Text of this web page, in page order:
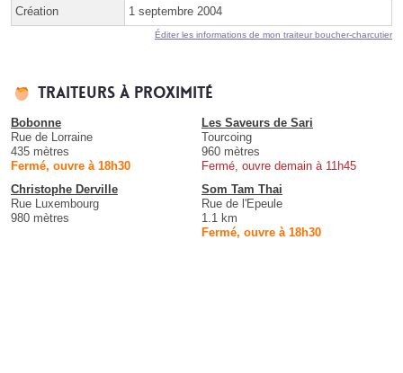
Création 1 septembre 2004
Éditer les informations de mon traiteur boucher-charcutier
Traiteurs à proximité
Bobonne
Rue de Lorraine
435 mètres
Fermé, ouvre à 18h30
Les Saveurs de Sari
Tourcoing
960 mètres
Fermé, ouvre demain à 11h45
Christophe Derville
Rue Luxembourg
980 mètres
Som Tam Thai
Rue de l'Epeule
1.1 km
Fermé, ouvre à 18h30